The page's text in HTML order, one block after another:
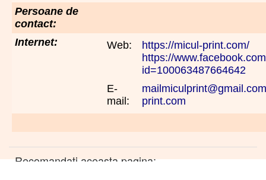
Persoane de
contact:
Internet:
Web:
https://micul-print.com/
https://
id=100063487664642
E-
mail:
mailmiculprint@gmail.com
print.com
Recomandati aceasta pagina: